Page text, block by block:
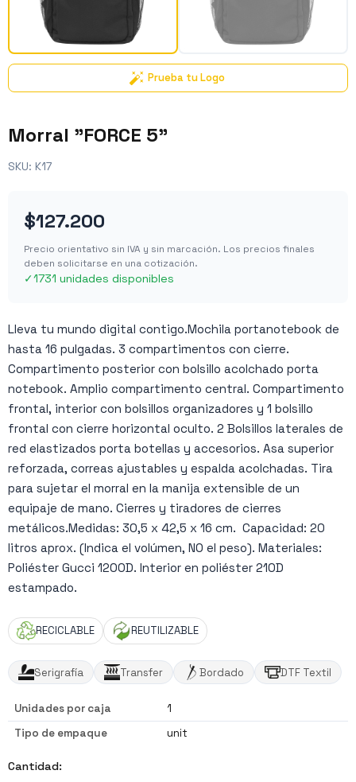
Prueba tu Logo
Morral "FORCE 5"
SKU: K17
$127.200
Precio orientativo sin IVA y sin marcación. Los precios finales
deben solicitarse en una cotización.
✓1731 unidades disponibles
Lleva tu mundo digital contigo.Mochila portanotebook de
hasta 16 pulgadas. 3 compartimentos con cierre.
Compartimento posterior con bolsillo acolchado porta
notebook. Amplio compartimento central. Compartimento
frontal, interior con bolsillos organizadores y 1 bolsillo
frontal con cierre horizontal oculto. 2 Bolsillos laterales de
red elastizados porta botellas y accesorios. Asa superior
reforzada, correas ajustables y espalda acolchadas. Tira
para sujetar el morral en la manija extensible de un
equipaje de mano. Cierres y tiradores de cierres
metálicos.Medidas: 30,5 x 42,5 x 16 cm. Capacidad: 20
litros aprox. (Indica el volúmen, NO el peso). Materiales:
Poliéster Gucci 1200D. Interior en poliéster 210D
estampado.
RECICLABLE REUTILIZABLE
Serigrafía Transfer Bordado DTF Textil
Unidades por caja
1
Tipo de empaque
unit
Cantidad: